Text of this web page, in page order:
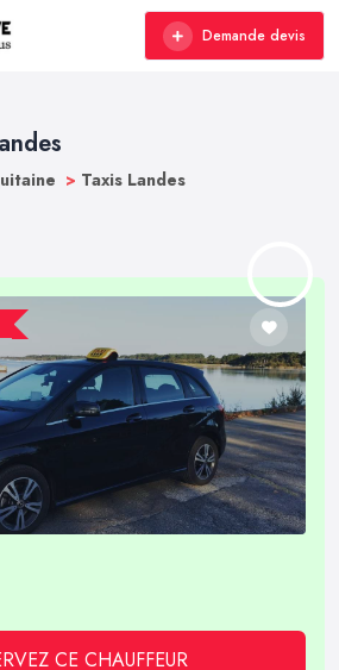
Demande devis
> Taxis Landes
CE CHAUFFEUR